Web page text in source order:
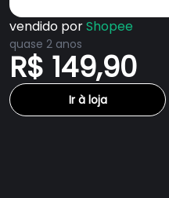
vendido porShopee
quase 2 anos
R$ 149,90
Ir à loja